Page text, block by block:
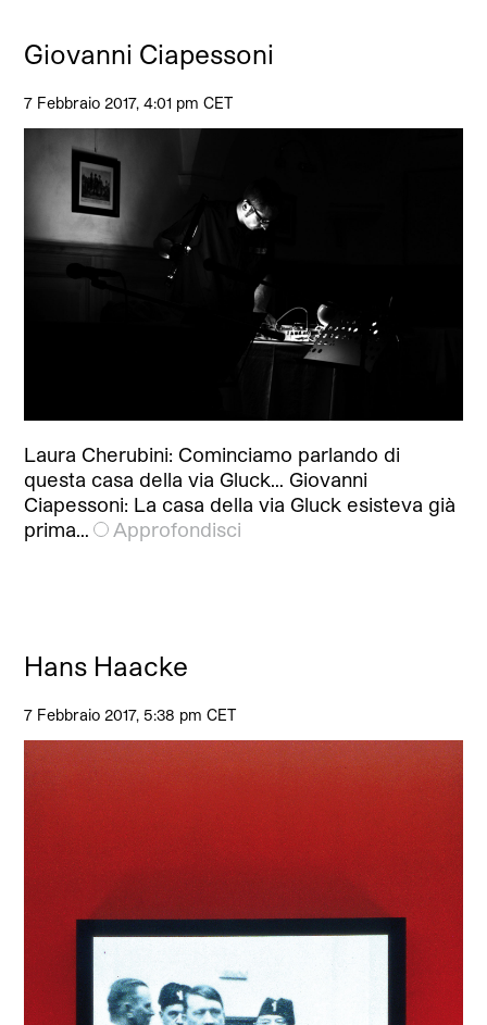
Giovanni Ciapessoni
7 Febbraio 2017, 4:01 pm CET
Laura Cherubini: Cominciamo parlando di
questa casa della via Gluck… Giovanni
Ciapessoni: La casa della via Gluck esisteva già
prima…
Approfondisci
Hans Haacke
7 Febbraio 2017, 5:38 pm CET